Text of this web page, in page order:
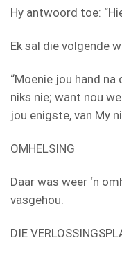
Hy antwoord toe:
Ek sal die volgende
“Moenie jou hand
niks nie; want nou
jou enigste, van My
OMHELSING
Daar was weer ‘n
vasgehou.
DIE